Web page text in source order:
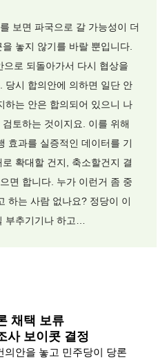
보면 파국으로 갈 가능성이 더
놓지 않기를 바랄 뿐입니다.
로 되돌아가서 다시 협상을
당시 합의안에 의하면 일단 안
하는 안은 합의되어 있으니 나
토하는 것이지요. 이를 위해
효과를 실증적인 데이터를 기
확대할 건지, 축소할건지 결
면 합니다. 누가 이런거 좀 중
하는 사람 없나요? 정당이 이
부추기기나 하고…
채택 보류
사 보이콧 결정
의안을 놓고 민주당이 당론